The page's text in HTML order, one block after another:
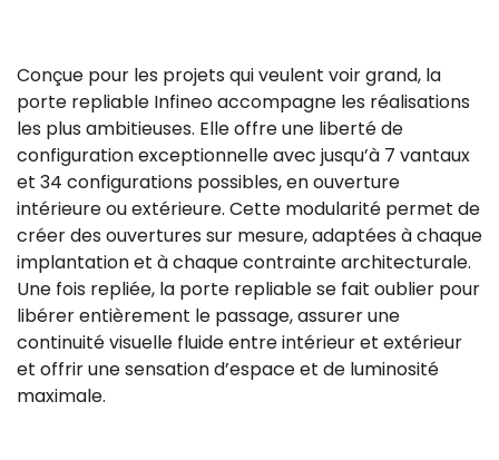
Conçue pour les projets qui veulent voir grand, la
porte repliable Infineo accompagne les réalisations
les plus ambitieuses. Elle offre une liberté de
configuration exceptionnelle avec jusqu’à 7 vantaux
et 34 configurations possibles, en ouverture
intérieure ou extérieure. Cette modularité permet de
créer des ouvertures sur mesure, adaptées à chaque
implantation et à chaque contrainte architecturale.
Une fois repliée, la porte repliable se fait oublier pour
libérer entièrement le passage, assurer une
continuité visuelle fluide entre intérieur et extérieur
et offrir une sensation d’espace et de luminosité
maximale.